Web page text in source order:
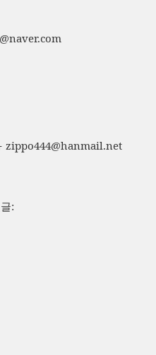
zippo444@hanmail.net
: